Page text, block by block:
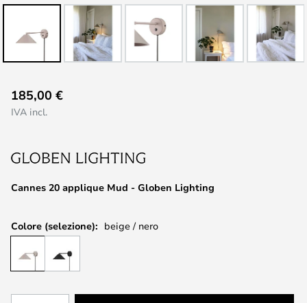
all'inizio
della
Cannes 20 applique Mud - Globen Lighting
185,00 €
IVA incl.
Colore (selezione): beige / nero